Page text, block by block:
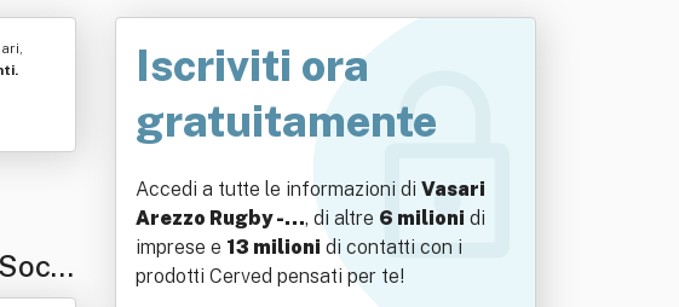
Iscriviti ora
gratuitamente
Accedi a tutte le informazioni di Vasari
Arezzo Rugby -…, di altre 6 milioni di
imprese e 13 milioni di contatti con i
prodotti Cerved pensati per te!